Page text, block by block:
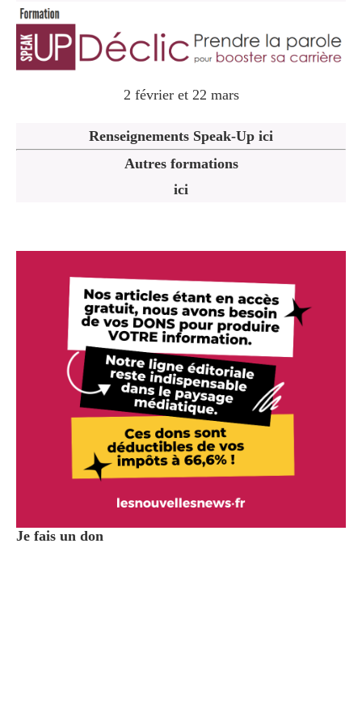
2 février et 22 mars
Renseignements Speak-Up ici
Autres formations
ici
Je fais un don